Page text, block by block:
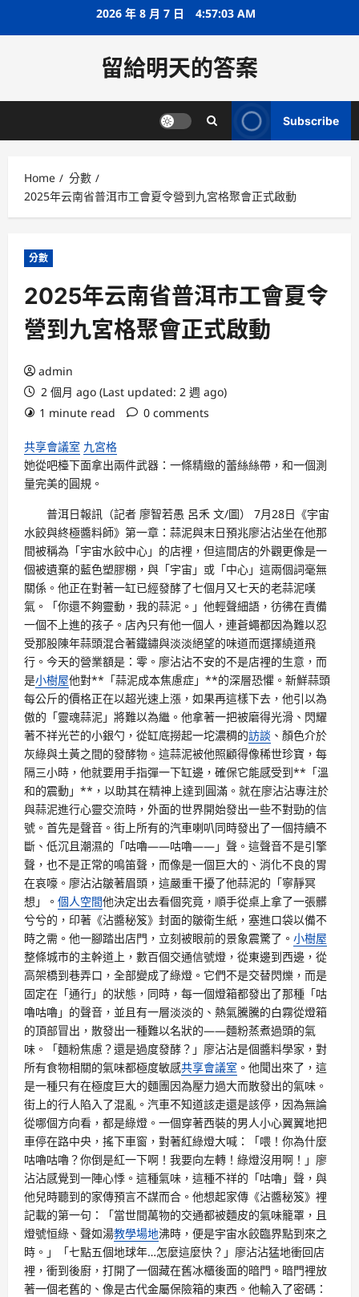
2026 年 8 月 7 日 4:57:03 AM
留給明天的答案
Subscribe
Home
分數
2025年云南省普洱市工會夏令營到九宮格聚會正式啟動
分數
2025年云南省普洱市工會夏令
營到九宮格聚會正式啟動
admin
2 個月 ago (Last updated: 2 週 ago)
1 minute read
0 comments
共享會議室 九宮格
她從吧檯下面拿出兩件武器：一條精緻的蕾絲絲帶，和一個測
量完美的圓規。
普洱日報訊（記者 廖智若愚 呂禾 文/圖） 7月28日《宇宙
水餃與終極醬料師》第一章：蒜泥與末日預兆廖沾沾坐在他那
間被稱為「宇宙水餃中心」的店裡，但這間店的外觀更像是一
個被遺棄的藍色塑膠棚，與「宇宙」或「中心」這兩個詞毫無
關係。他正在對著一缸已經發酵了七個月又七天的老蒜泥嘆
氣。「你還不夠靈動，我的蒜泥。」他輕聲細語，彷彿在責備
一個不上進的孩子。店內只有他一個人，連蒼蠅都因為難以忍
受那股陳年蒜頭混合著鐵鏽與淡淡絕望的味道而選擇繞道飛
行。今天的營業額是：零。廖沾沾不安的不是店裡的生意，而
是小樹屋他對**「蒜泥成本焦慮症」**的深層恐懼。新鮮蒜頭
每公斤的價格正在以超光速上漲，如果再這樣下去，他引以為
傲的「靈魂蒜泥」將難以為繼。他拿著一把被磨得光滑、閃耀
著不祥光芒的小銀勺，從缸底撈起一坨濃稠的訪談 、顏色介於
灰綠與土黃之間的發酵物。這蒜泥被他照顧得像稀世珍寶，每
隔三小時，他就要用手指彈一下缸邊，確保它能感受到**「溫
和的震動」**，以助其在精神上達到圓滿。就在廖沾沾專注於
與蒜泥進行心靈交流時，外面的世界開始發出一些不對勁的信
號。首先是聲音。街上所有的汽車喇叭同時發出了一個持續不
斷、低沉且潮濕的「咕嚕——咕嚕——」聲。這聲音不是引擎
聲，也不是正常的鳴笛聲，而像是一個巨大的、消化不良的胃
在哀嚎。廖沾沾皺著眉頭，這嚴重干擾了他蒜泥的「寧靜冥
想」。 個人空間他決定出去看個究竟，順手從桌上拿了一張髒
兮兮的，印著《沾醬秘笈》封面的皺衛生紙，塞進口袋以備不
時之需。他一腳踏出店門，立刻被眼前的景象震驚了。 小樹屋
整條城市的主幹道上，數百個交通信號燈，從東邊到西邊，從
高架橋到巷弄口，全部變成了綠燈。它們不是交替閃爍，而是
固定在「通行」的狀態，同時，每一個燈箱都發出了那種「咕
嚕咕嚕」的聲音，並且有一層淡淡的、熱氣騰騰的白霧從燈箱
的頂部冒出，散發出一種難以名狀的——麵粉蒸煮過頭的氣
味。「麵粉焦慮？還是過度發酵？」廖沾沾是個醬料學家，對
所有食物相關的氣味都極度敏感共享會議室 。他聞出來了，這
是一種只有在極度巨大的麵團因為壓力過大而散發出的氣味。
街上的行人陷入了混亂。汽車不知道該走還是該停，因為無論
從哪個方向看，都是綠燈。一個穿著西裝的男人小心翼翼地把
車停在路中央，搖下車窗，對著紅綠燈大喊：「喂！你為什麼
咕嚕咕嚕？你倒是紅一下啊！我要向左轉！綠燈沒用啊！」廖
沾沾感覺到一陣心悸。這種氣味，這種不祥的「咕嚕」聲，與
他兒時聽到的家傳預言不謀而合。他想起家傳《沾醬秘笈》裡
記載的第一句：「當世間萬物的交通都被麵皮的氣味籠罩，且
燈號恒綠、聲如湯教學場地沸時，便是宇宙水餃臨界點到來之
時。」「七點五個地球年…怎麼這麼快？」廖沾沾猛地衝回店
裡，衝到後廚，打開了一個藏在舊冰櫃後面的暗門。暗門裡放
著一個老舊的、像是古代金屬保險箱的東西。他輸入了密碼：